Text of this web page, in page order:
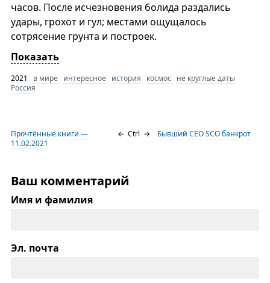
часов. После исчезновения болида раздались
удары, грохот и гул; местами ощущалось
сотрясение грунта и построек.
Показать
2021 в мире интересное история космос не круглые даты
Россия
Прочтённые книги —
11.02.2021
← Ctrl → Бывший CEO SCO банкрот
Ваш комментарий
Имя и фамилия
Эл. почта